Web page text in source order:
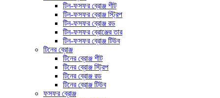
টিন-ফসফর ব্রোঞ্জ শীট
টিন-ফসফর ব্রোঞ্জ স্ট্রিপ
টিন-ফসফর ব্রোঞ্জ রড
টিন-ফসফর ব্রোঞ্জের তার
টিন-ফসফর ব্রোঞ্জ টিউব
টিনের ব্রোঞ্জ
টিনের ব্রোঞ্জ শীট
টিনের ব্রোঞ্জ স্ট্রিপ
টিনের ব্রোঞ্জ রড
টিনের ব্রোঞ্জ টিউব
ফসফর ব্রোঞ্জ